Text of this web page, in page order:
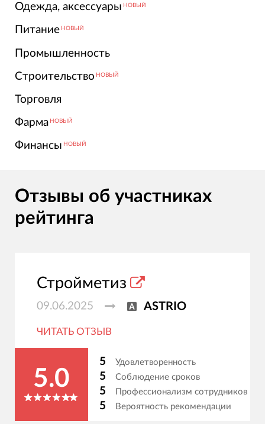
Одежда, аксессуары НОВЫЙ
Питание НОВЫЙ
Промышленность
Строительство НОВЫЙ
Торговля
Фарма НОВЫЙ
Финансы НОВЫЙ
Отзывы об участниках
рейтинга
Стройметиз
09.06.2025 ASTRIO
ЧИТАТЬ ОТЗЫВ
5.0
5 Удовлетворенность
5 Соблюдение сроков
5 Профессионализм сотрудников
5 Вероятность рекомендации